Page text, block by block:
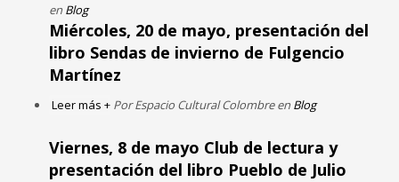
en Blog
Miércoles, 20 de mayo, presentación del
libro Sendas de invierno de Fulgencio
Martínez
Leer más + Por Espacio Cultural Colombre en Blog
Viernes, 8 de mayo Club de lectura y
presentación del libro Pueblo de Julio